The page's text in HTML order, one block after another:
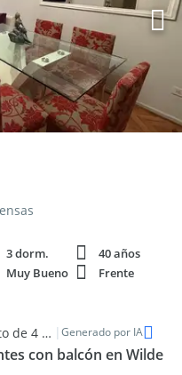
3 dorm.
40 años
Muy Bueno
Frente
Disponible moderno departamento de 4 ambientes en Wilde | Generado por IA
con balcón en Wilde